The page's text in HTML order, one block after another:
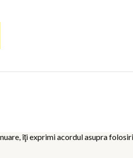
îţi exprimi acordul asupra